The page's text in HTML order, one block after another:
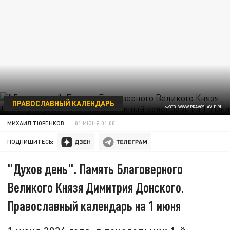
ФОТО: WWW.PRAVOSLAVIE.RU
ПРАВОСЛАВНЫЙ КАЛЕНДАРЬ
МИХАИЛ ТЮРЕНКОВ 01 ИЮНЯ 01:00
ПОДПИШИТЕСЬ:
"Духов день". Память Благоверного
Великого Князя Димитрия Донского.
Православный календарь на 1 июня